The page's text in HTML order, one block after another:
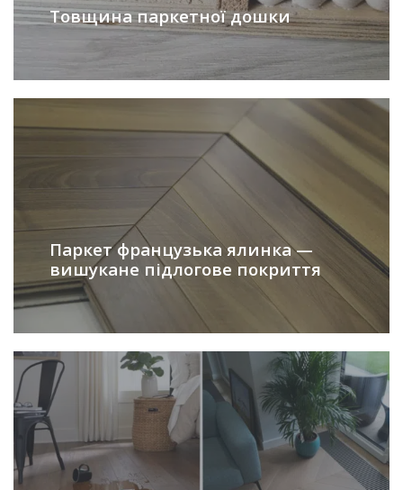
Товщина паркетної дошки
Паркет французька ялинка —
вишукане підлогове покриття